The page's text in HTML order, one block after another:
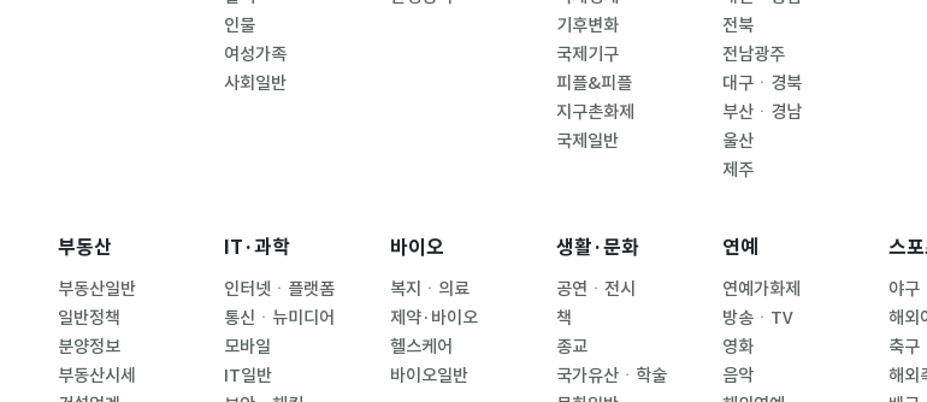
인물
여성가족
사회일반
기후변화
국제기구
피플&피플
지구촌화제
국제일반
전북
전남광주
대구ㆍ경북
부산ㆍ경남
울산
제주
부동산
부동산일반
일반정책
분양정보
부동산시세
IT·과학
인터넷ㆍ플랫폼
통신ㆍ뉴미디어
모바일
IT일반
바이오
복지ㆍ의료
제약·바이오
헬스케어
바이오일반
생활·문화
공연ㆍ전시
책
종교
국가유산ㆍ학술
연예
연예가화제
방송ㆍTV
영화
음악
스
야구
해외
축구
해외